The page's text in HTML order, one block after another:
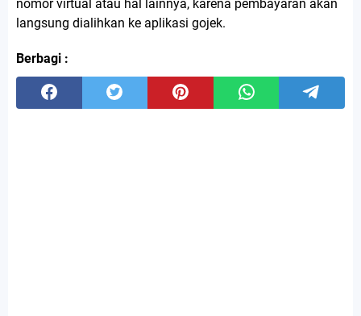
nomor virtual atau hal lainnya, karena pembayaran akan
langsung dialihkan ke aplikasi gojek.
Berbagi :